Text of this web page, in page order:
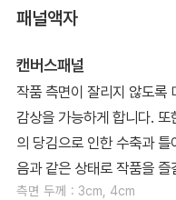
패널액자
캔버스패널
작품 측면이 잘리지 않도록
감상을 가능하게 합니다.
의 당김으로 인한 수축과
음과 같은 상태로 작품을
측면 두께 : 3cm, 4cm